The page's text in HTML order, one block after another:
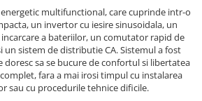
energetic multifunctional, care cuprinde intr-o
un invertor cu iesire sinusoidala, un
a bateriilor, un comutator rapid de
un sistem de distributie CA. Sistemul a fost
doresc sa se bucure de confortul si libertatea
fara a mai irosi timpul cu instalarea
sau cu procedurile tehnice dificile.